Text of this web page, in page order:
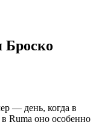
Броско
— день, когда в
Ruma оно особенно